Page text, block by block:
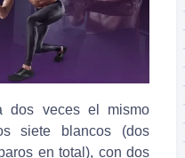
dos veces el mismo
siete blancos (dos
en total), con dos